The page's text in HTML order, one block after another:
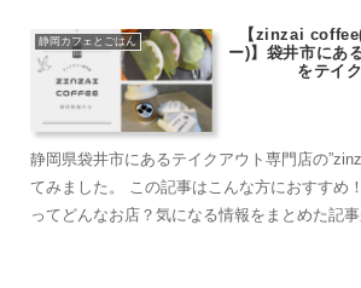
静岡カフェとごはん
【zinzai
ー)】袋井市にあ
をテイ
静岡県袋井市にあるテイクアウト専門店の
てみました。 この記事はこんな方におすすめ！ ・zinzai coffeeさん
ってどんなお店？気になる情報をまとめた記事がみた